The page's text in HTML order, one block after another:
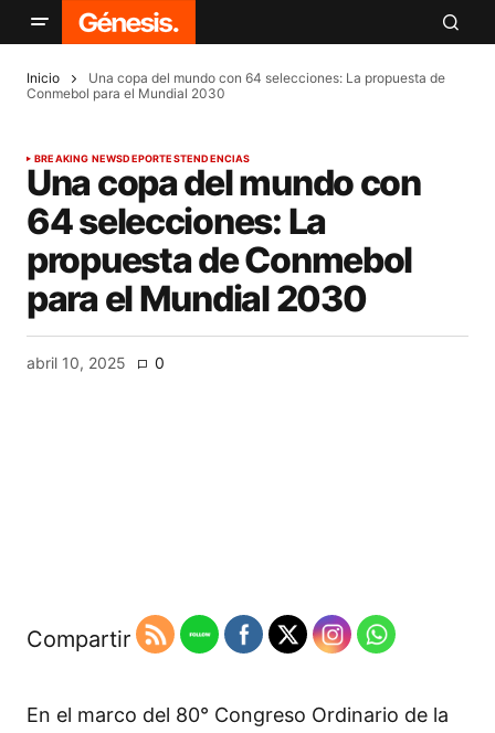
Inicio
Una copa del mundo con 64 selecciones: La propuesta de
Conmebol para el Mundial 2030
BREAKING NEWSDEPORTESTENDENCIAS
Una copa del mundo con
64 selecciones: La
propuesta de Conmebol
para el Mundial 2030
abril 10, 2025 0
Compartir
En el marco del 80° Congreso Ordinario de la